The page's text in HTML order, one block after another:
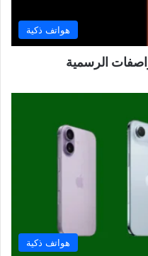
هواتف ذكية
هواتف ذكية